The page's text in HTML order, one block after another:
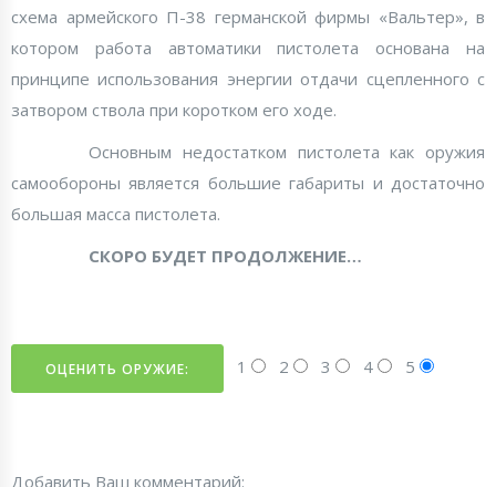
схема армейского П-38 германской фирмы «Вальтер», в
котором работа автоматики пистолета основана на
принципе использования энергии отдачи сцепленного с
затвором ствола при коротком его ходе.
Основным недостатком пистолета как оружия
самообороны является большие габариты и достаточно
большая масса пистолета.
СКОРО БУДЕТ ПРОДОЛЖЕНИЕ…
1 2 3 4 5
Добавить Ваш комментарий: